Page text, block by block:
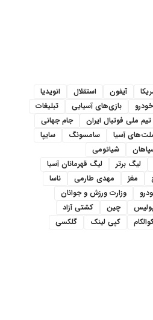
آیفون استقلال
انویدیا
خودرو بازی‌های آسیایی
تبلیغات
تیم ملی فوتبال ایران
جام جهانی
آسیا سامسونگ
سایپا
شیائومی
لیگ برتر
لیگ قهرمانان آسیا
مغز مهدی طارمی
ناسا
وزارت ورزش و جوانان
چین
کشتی آزاد
کپی لینک
گلکسی